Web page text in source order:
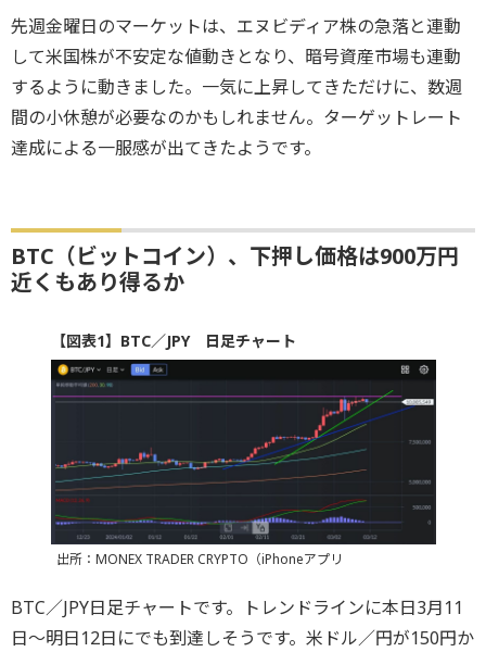
先週金曜日のマーケットは、エヌビディア株の急落と連動
して米国株が不安定な値動きとなり、暗号資産市場も連動
するように動きました。一気に上昇してきただけに、数週
間の小休憩が必要なのかもしれません。ターゲットレート
達成による一服感が出てきたようです。
BTC（ビットコイン）、下押し価格は900万円
近くもあり得るか
【図表1】BTC／JPY 日足チャート
出所：MONEX TRADER CRYPTO（iPhoneアプリ
BTC／JPY日足チャートです。トレンドラインに本日3月11
日～明日12日にでも到達しそうです。米ドル／円が150円か